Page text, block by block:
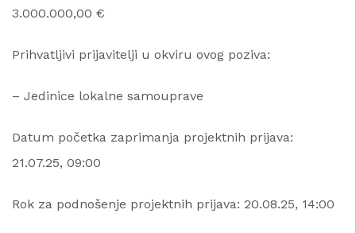
3.000.000,00 €
Prihvatljivi prijavitelji u okviru ovog poziva:
– Jedinice lokalne samouprave
Datum početka zaprimanja projektnih prijava:
21.07.25, 09:00
Rok za podnošenje projektnih prijava: 20.08.25, 14:00